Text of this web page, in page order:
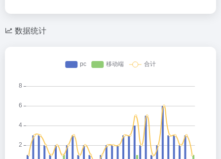
数据统计